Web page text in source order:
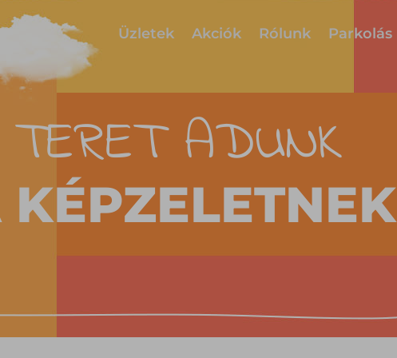
Üzletek Akciók Rólunk Parkolás
TERET ADUNK